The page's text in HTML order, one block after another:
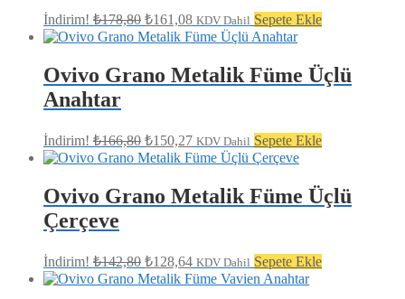
İndirim! ₺178,80 Orijinal
fiyat:
₺161,08 Şu
andaki
fiyat:
₺161,08.
KDV Dahil Sepete Ekle
Ovivo Grano Metalik Füme Üçlü
Anahtar
İndirim! ₺166,80 Orijinal
fiyat:
₺150,27Şu
andaki
fiyat:
₺150,27.
KDV Dahil Sepete Ekle
Ovivo Grano Metalik Füme Üçlü
Çerçeve
İndirim! ₺142,80 Orijinal
fiyat:
₺128,64 Şu
andaki
fiyat:
KDV Dahil Sepete Ekle